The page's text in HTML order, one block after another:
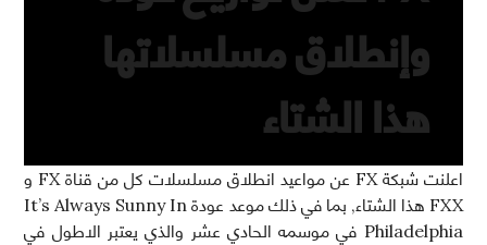
وإنطلاق مسلسلاتها
هذا الشتاء
اعلنت شبكة FX عن مواعيد انطلاق مسلسلات كل من قناة FX و
FXX هذا الشتاء, بما في ذلك موعد عودة It’s Always Sunny In
Philadelphia في موسمه الحادي عشر والذي يعتبر الاطول في